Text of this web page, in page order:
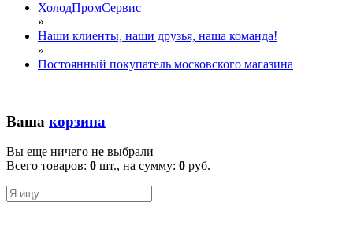
ХолодПромСервис
»
Наши клиенты, наши друзья, наша команда!
»
Постоянный покупатель московского магазина
Ваша корзина
Вы еще ничего не выбрали
Всего товаров: 0 шт., на сумму: 0 руб.